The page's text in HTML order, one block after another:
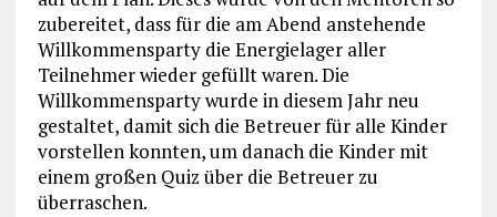
zubereitet, dass für die am Abend anstehende
Willkommensparty die Energielager aller
Teilnehmer wieder gefüllt waren. Die
Willkommensparty wurde in diesem Jahr neu
gestaltet, damit sich die Betreuer für alle Kinder
vorstellen konnten, um danach die Kinder mit
einem großen Quiz über die Betreuer zu
überraschen.